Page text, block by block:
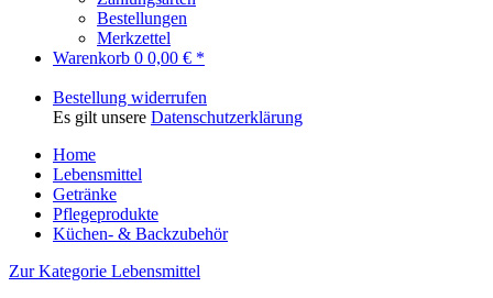
Bestellungen
Merkzettel
Warenkorb 0 0,00 € *
Bestellung widerrufen
Es gilt unsere Datenschutzerklärung
Home
Lebensmittel
Getränke
Pflegeprodukte
Küchen- & Backzubehör
Zur Kategorie Lebensmittel